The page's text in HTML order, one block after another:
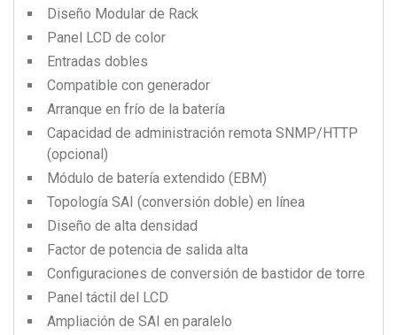
Diseño Modular de Rack
Panel LCD de color
Entradas dobles
Compatible con generador
Arranque en frío de la batería
Capacidad de administración remota SNMP/HTTP
(opcional)
Módulo de batería extendido (EBM)
Topología SAI (conversión doble) en línea
Diseño de alta densidad
Factor de potencia de salida alta
Configuraciones de conversión de bastidor de torre
Panel táctil del LCD
Ampliación de SAI en paralelo